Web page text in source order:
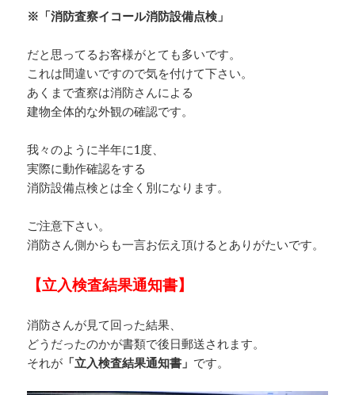
※「消防査察イコール消防設備点検」
だと思ってるお客様がとても多いです。
これは間違いですので気を付けて下さい。
あくまで査察は消防さんによる
建物全体的な外観の確認です。
我々のように半年に1度、
実際に動作確認をする
消防設備点検とは全く別になります。
ご注意下さい。
消防さん側からも一言お伝え頂けるとありがたいです。
【立入検査結果通知書】
消防さんが見て回った結果、
どうだったのかが書類で後日郵送されます。
それが 「立入検査結果通知書」 です。